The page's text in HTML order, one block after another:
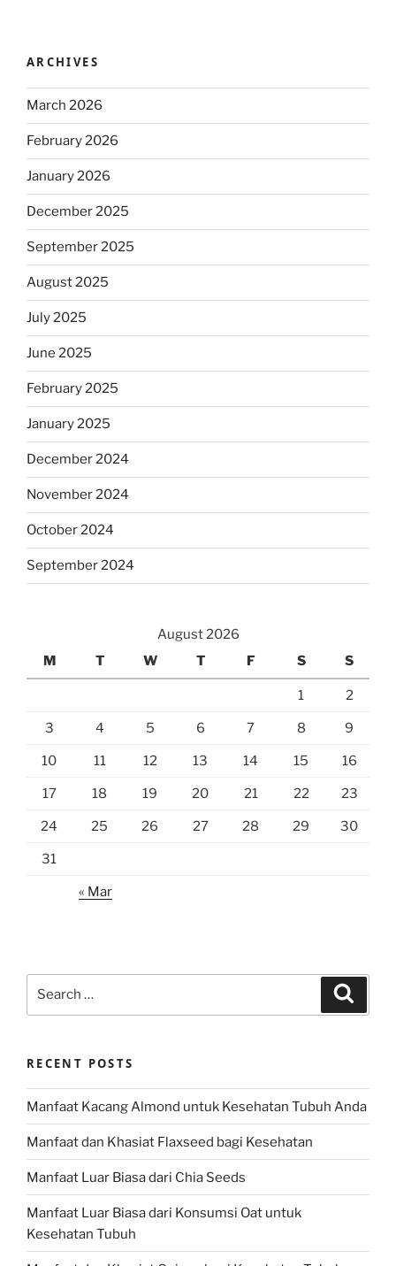
ARCHIVES
March 2026
February 2026
January 2026
December 2025
September 2025
August 2025
July 2025
June 2025
February 2025
January 2025
December 2024
November 2024
October 2024
September 2024
August 2026
M
T W T F S S
1 2
3 4 5 6 7 8 9
10 11 12 13 14 15 16
17 18 19 20 21 22 23
24 25 26 27 28 29 30
31
« Mar
RECENT POSTS
Manfaat Kacang Almond untuk Kesehatan Tubuh Anda
Manfaat dan Khasiat Flaxseed bagi Kesehatan
Manfaat Luar Biasa dari Chia Seeds
Manfaat Luar Biasa dari Konsumsi Oat untuk
Kesehatan Tubuh